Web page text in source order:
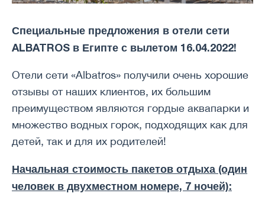
Специальные предложения в отели сети
ALBATROS в Египте с вылетом 16.04.2022!
Отели сети «Albatros» получили очень хорошие
отзывы от наших клиентов, их большим
преимуществом являются гордые аквапарки и
множество водных горок, подходящих как для
детей, так и для их родителей!
Начальная стоимость пакетов отдыха (один
человек в двухместном номере, 7 ночей):